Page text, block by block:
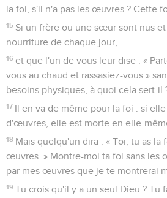
la foi, s'il n'a pas les œuvres ? Cette
15 Si un frère ou une sœur sont nus
nourriture de chaque jour,
16 et que l'un de vous leur dise : «
vous au chaud et rassasiez-vous »
besoins physiques, à quoi cela sert-il
17 Il en va de même pour la foi : si
d'œuvres, elle est morte en elle-
18 Mais quelqu'un dira : « Toi, tu as la
œuvres. » Montre-moi ta foi sans les
par mes œuvres que je te montrerai
19 Tu crois qu'il y a un seul Dieu ? Tu